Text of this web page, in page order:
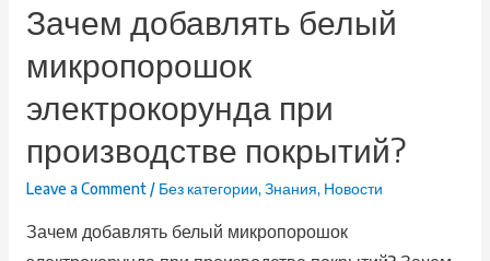
Зачем добавлять белый
микропорошок
электрокорунда при
производстве покрытий?
Leave a Comment / Без категории, Знания, Новости
Зачем добавлять белый микропорошок